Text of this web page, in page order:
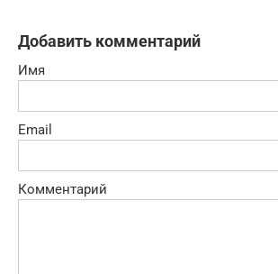
Добавить комментарий
Имя
Email
Комментарий